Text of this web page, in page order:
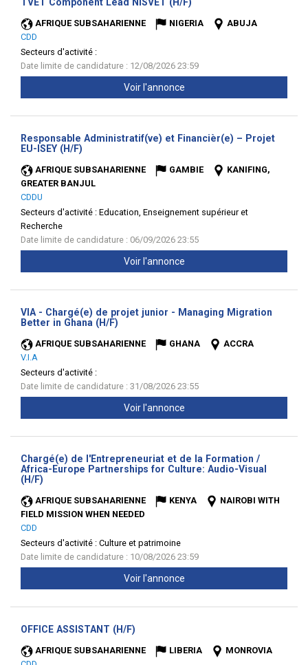
AFRIQUE SUBSAHARIENNE NIGERIA
ABUJA
CDD
Secteurs d'activité :
Date limite de candidature : 12/08/2026 23:59
Voir l'annonce
Responsable Administratif(ve) et Financièr(e) – Projet
EU-ISEY (H/F)
AFRIQUE SUBSAHARIENNE GAMBIE
KANIFING,
GREATER BANJUL
CDDU
Secteurs d'activité : Education, Enseignement supérieur et
Recherche
Date limite de candidature : 06/09/2026 23:55
Voir l'annonce
VIA - Chargé(e) de projet junior - Managing Migration
Better in Ghana (H/F)
AFRIQUE SUBSAHARIENNE GHANA
ACCRA
V.I.A
Secteurs d'activité :
Date limite de candidature : 31/08/2026 23:55
Voir l'annonce
Chargé(e) de l'Entrepreneuriat et de la Formation /
Africa-Europe Partnerships for Culture: Audio-Visual
(H/F)
AFRIQUE SUBSAHARIENNE KENYA
NAIROBI WITH
FIELD MISSION WHEN NEEDED
CDD
Secteurs d'activité : Culture et patrimoine
Date limite de candidature : 10/08/2026 23:59
Voir l'annonce
OFFICE ASSISTANT (H/F)
AFRIQUE SUBSAHARIENNE LIBERIA
MONROVIA